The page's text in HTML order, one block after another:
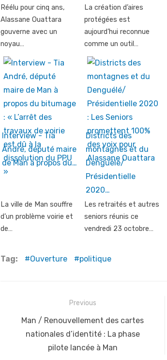
Réélu pour cinq ans,
Alassane Ouattara
gouverne avec un
noyau…
La création d’aires
protégées est
aujourd’hui reconnue
comme un outil…
Interview - Tia
André, député maire
de Man à propos du…
La ville de Man souffre
d’un problème voirie et
de…
Districts des
montagnes et du
Denguélé/
Présidentielle
2020…
Les retraités et autres
seniors réunis ce
vendredi 23 octobre…
Tag: Ouverture politique
navigation
Previous
Previous
post:
Man / Renouvellement des cartes
nationales d’identité : La phase
pilote lancée à Man